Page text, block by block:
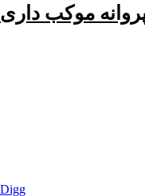
موکب داری